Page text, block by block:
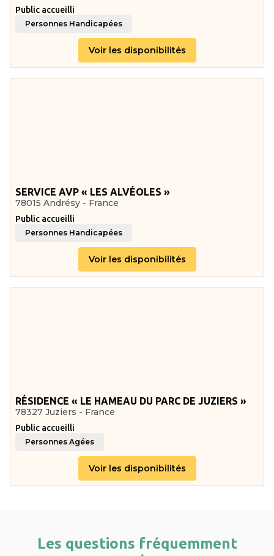
Public accueilli
Personnes Handicapées
Voir les disponibilités
SERVICE AVP « LES ALVÉOLES »
78015 Andrésy - France
Public accueilli
Personnes Handicapées
Voir les disponibilités
RÉSIDENCE « LE HAMEAU DU PARC DE JUZIERS »
78327 Juziers - France
Public accueilli
Personnes Agées
Voir les disponibilités
Les questions fréquemment